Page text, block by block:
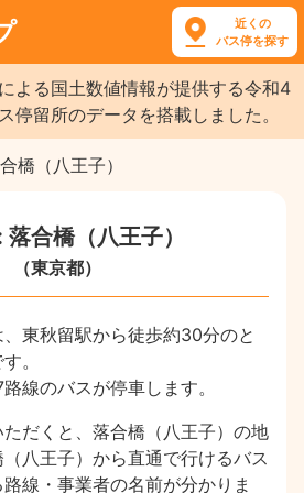
近くの
バス停を探す
よる国土数値情報が提供する令和4
停留所のデータを搭載しました。
橋（八王子）
合橋（八王子）
（東京都）
東秋留駅から徒歩約30分のと
。
線のバスが停車します。
だくと、落合橋（八王子）の地
八王子）から直通で行けるバス
線・事業者の名前が分かりま